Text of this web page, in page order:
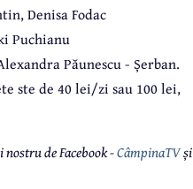
Denisa Fodac
Puchianu
Păunescu - Șerban.
ste de 40 lei/zi sau 100 lei,
de Facebook -CâmpinaTVși